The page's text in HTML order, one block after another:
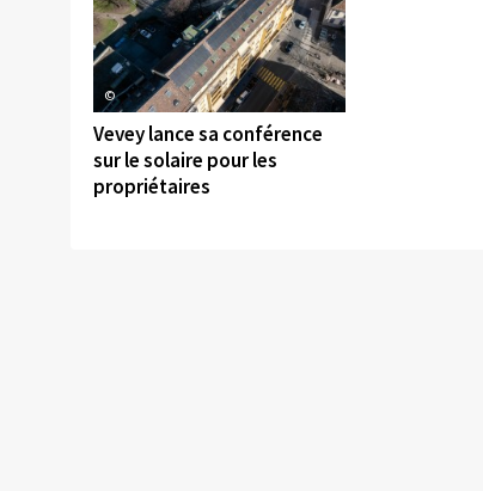
©
Vevey lance sa conférence
sur le solaire pour les
propriétaires